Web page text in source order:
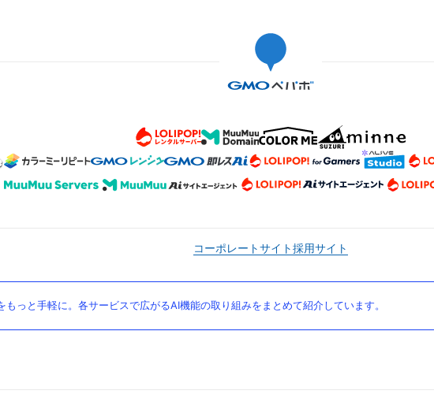
コーポレートサイト採用サイト
もっと手軽に。各サービスで広がるAI機能の取り組みをまとめて紹介しています。